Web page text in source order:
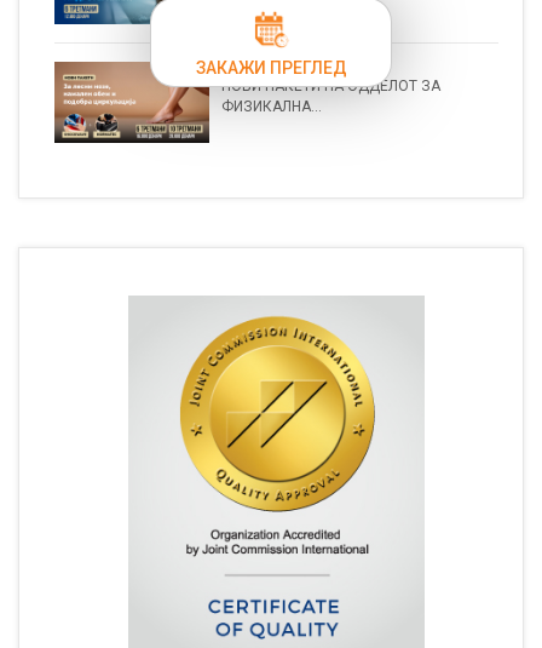
НОВИ ПАКЕТИ НА ОДДЕЛОТ ЗА
ФИЗИКАЛНА...
ЗАКАЖИ ПРЕГЛЕД